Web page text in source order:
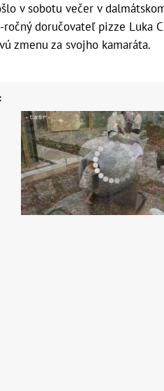
v sobotu večer v
doručovateľ pizze Luka
zmenu za svojho kamaráta.